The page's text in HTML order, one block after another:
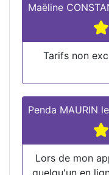
Maëline
Tarifs non
Penda MAURIN le
Lors de mon
quelqu'un en